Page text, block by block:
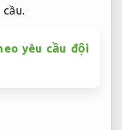
yêu cầu đội